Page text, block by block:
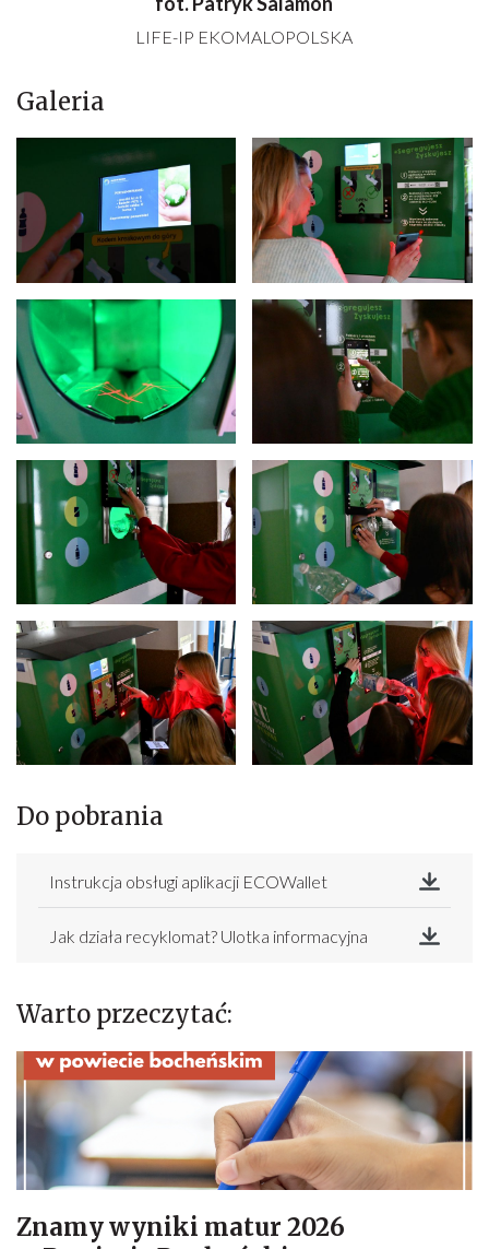
LIFE-IP EKOMALOPOLSKA
Galeria
Do pobrania
Instrukcja obsługi aplikacji ECOWallet
Pobierz
Jak działa recyklomat? Ulotka informacyjna
Pobierz
Warto przeczytać:
Znamy wyniki matur 2026